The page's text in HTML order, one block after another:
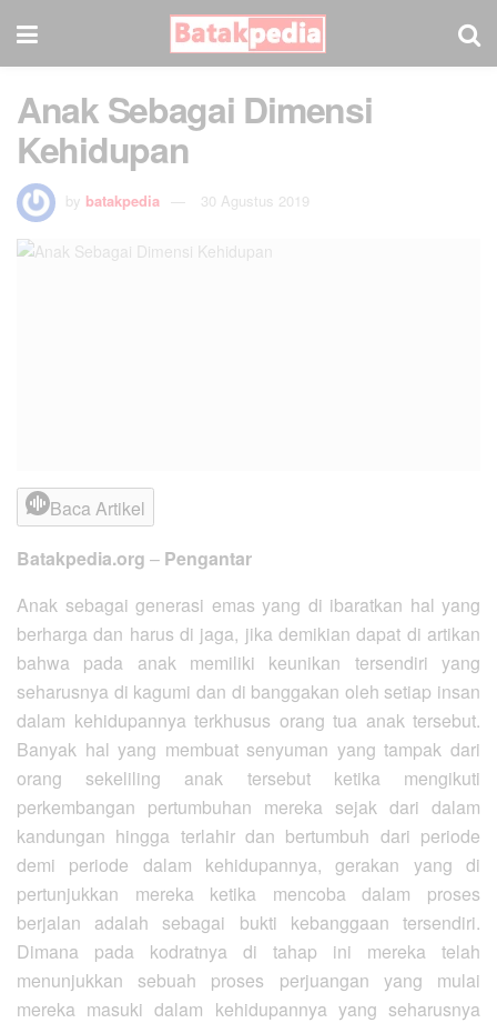
Anak Sebagai Dimensi
Kehidupan
by batakpedia 30 Agustus 2019
Baca Artikel
Batakpedia.org – Pengantar
Anak sebagai generasi emas yang di ibaratkan hal yang
berharga dan harus di jaga, jika demikian dapat di artikan
bahwa pada anak memiliki keunikan tersendiri yang
seharusnya di kagumi dan di banggakan oleh setiap insan
dalam kehidupannya terkhusus orang tua anak tersebut.
Banyak hal yang membuat senyuman yang tampak dari
orang sekeliling anak tersebut ketika mengikuti
perkembangan pertumbuhan mereka sejak dari dalam
kandungan hingga terlahir dan bertumbuh dari periode
demi periode dalam kehidupannya, gerakan yang di
pertunjukkan mereka ketika mencoba dalam proses
berjalan adalah sebagai bukti kebanggaan tersendiri.
Dimana pada kodratnya di tahap ini mereka telah
menunjukkan sebuah proses perjuangan yang mulai
mereka masuki dalam kehidupannya yang seharusnya